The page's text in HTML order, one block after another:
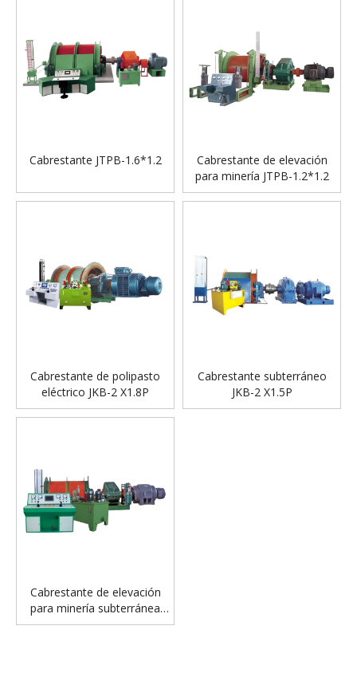
Cabrestante JTPB-1.6*1.2
Cabrestante de elevación
para minería JTPB-1.2*1.2
Cabrestante de polipasto
eléctrico JKB-2 X1.8P
Cabrestante subterráneo
JKB-2 X1.5P
Cabrestante de elevación
para minería subterránea
JTPB-1.6*1.5